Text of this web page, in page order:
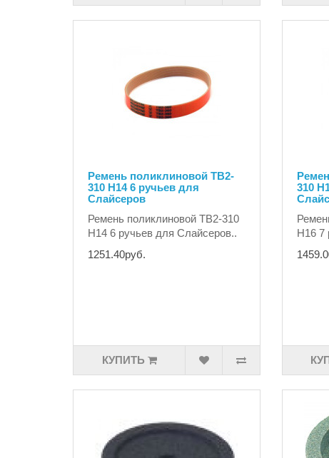
Ремень поликлиновой TB2-
310 H14 6 ручьев для
Слайсеров
Ремень поликлиновой TB2-310
H14 6 ручьев для Слайсеров..
1251.40руб.
КУПИТЬ
310
H16 7